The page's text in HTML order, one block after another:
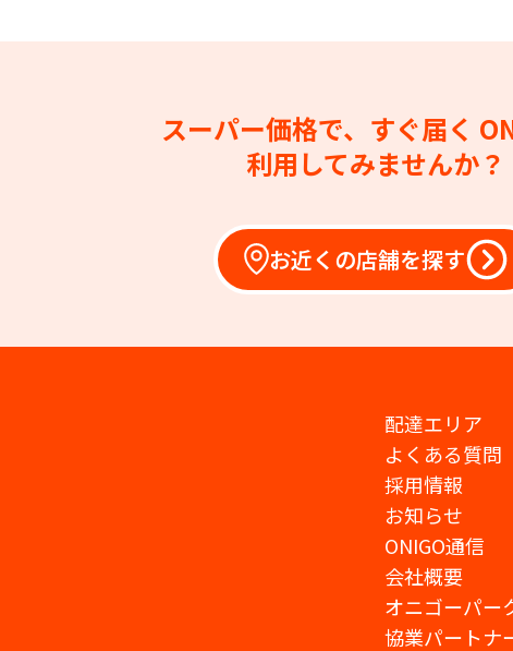
スーパー価格で、すぐ届く
利用してみませんか？
お近くの店舗を探す
配達エリア
よくある質問
採用情報
お知らせ
ONIGO通信
会社概要
オニゴーパー
協業パートナ